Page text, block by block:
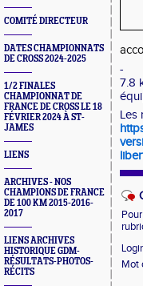
COMITÉ DIRECTEUR
DATES CHAMPIONNATS
DE CROSS 2024-2025
1/2 FINALES
CHAMPIONNAT DE
FRANCE DE CROSS LE 18
FÉVRIER 2024 À ST-
JAMES
LIENS
ARCHIVES - NOS
CHAMPIONS DE FRANCE
DE 100 KM 2015-2016-
2017
LIENS ARCHIVES
HISTORIQUE GDM-
RÉSULTATS-PHOTOS-
RÉCITS
-
7.8
Mot